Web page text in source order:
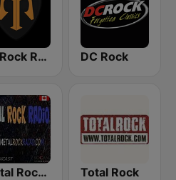
myRock Radio DC Rock
Metal Rock Radio Total Rock